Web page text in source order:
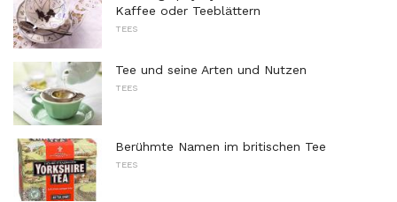
Kaffee oder Teeblättern
TEES
Tee und seine Arten und Nutzen
TEES
Berühmte Namen im britischen Tee
TEES